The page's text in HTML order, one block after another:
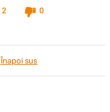
2
0
Înapoi sus